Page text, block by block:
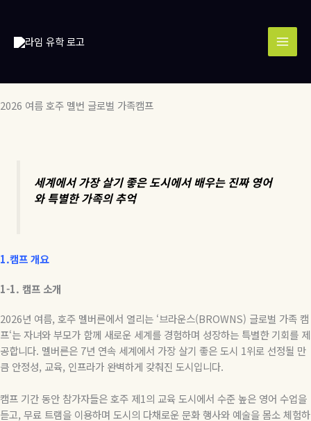
너
뛰
2026 여름 호주 멜번 글로벌 가족캠프
세계에서 가장 살기 좋은도시에서 배우는 진짜 영어
와 특별한 가족의 추억
1.캠프개요
1-1. 캠프 소개
2026년 여름, 호주 멜버른에서 열리는 ‘브라운스(BROWNS) 글로벌 가족 캠
프‘는 자녀와 부모가 함께 새로운 세계를 경험하며 성장하는 특별한 기회를 제
공합니다. 멜버른은 7년 연속 세계에서 가장 살기 좋은 도시 1위로 선정될 만
큼 안정성, 교육, 인프라가 완벽하게 갖춰진 도시입니다.
캠프 기간 동안 참가자들은 호주 제1의 교육 도시에서 수준 높은 영어 수업을
듣고, 무료 트램을 이용하며 도시의 다채로운 문화 행사와 예술을 몸소 체험하